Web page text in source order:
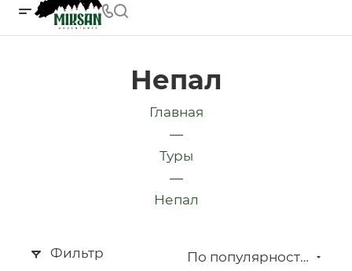
Непал
Главная
—
Туры
—
Непал
Фильтр По популярности (убывание)